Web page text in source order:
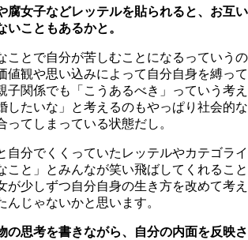
女子などレッテルを貼られると、お互い
いこともあるかと。
ことで自分が苦しむことになるっていうの
値観や思い込みによって自分自身を縛って
子関係でも「こうあるべき」っていう考え
したいな」と考えるのもやっぱり社会的な
ってしまっている状態だし。
自分でくくっていたレッテルやカテゴライ
こと」とみんなが笑い飛ばしてくれること
が少しずつ自分自身の生き方を改めて考え
んじゃないかと思います。
思考を書きながら、自分の内面を反映さ